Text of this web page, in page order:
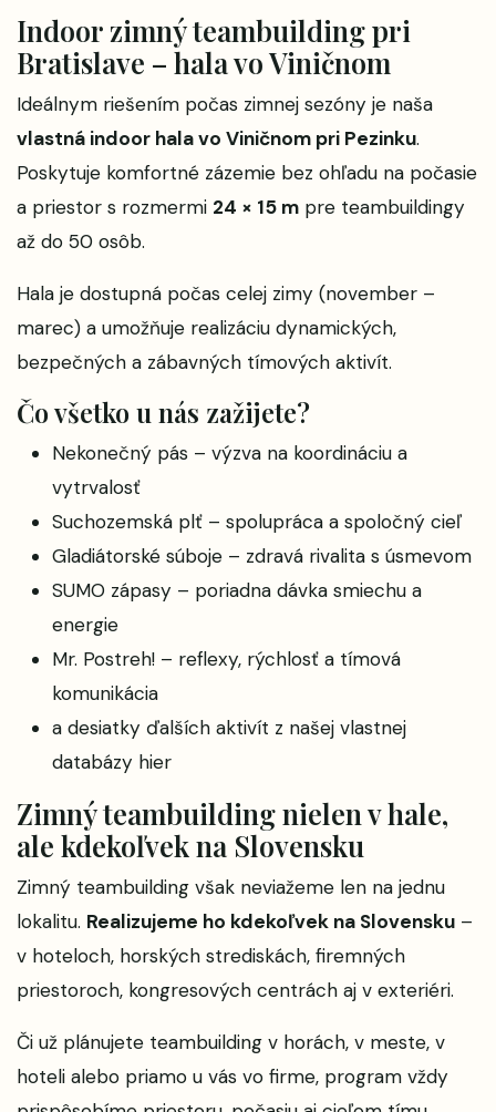
Indoor zimný teambuilding pri
Bratislave – hala vo Viničnom
Ideálnym riešením počas zimnej sezóny je naša
vlastná indoor hala vo Viničnom pri Pezinku.
Poskytuje komfortné zázemie bez ohľadu na počasie
a priestor s rozmermi 24 × 15 m pre teambuildingy
až do 50 osôb.
Hala je dostupná počas celej zimy (november –
marec) a umožňuje realizáciu dynamických,
bezpečných a zábavných tímových aktivít.
Čo všetko u nás zažijete?
Nekonečný pás – výzva na koordináciu a
vytrvalosť
Suchozemská plť – spolupráca a spoločný cieľ
Gladiátorské súboje – zdravá rivalita s úsmevom
SUMO zápasy – poriadna dávka smiechu a
energie
Mr. Postreh! – reflexy, rýchlosť a tímová
komunikácia
a desiatky ďalších aktivít z našej vlastnej
databázy hier
Zimný teambuilding nielen v hale,
ale kdekoľvek na Slovensku
Zimný teambuilding však neviažeme len na jednu
lokalitu. Realizujeme ho kdekoľvek na Slovensku –
v hoteloch, horských strediskách, firemných
priestoroch, kongresových centrách aj v exteriéri.
Či už plánujete teambuilding v horách, v meste, v
hoteli alebo priamo u vás vo firme, program vždy